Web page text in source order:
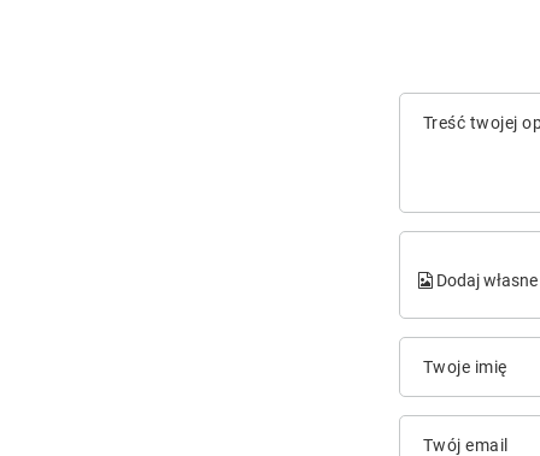
Treść twojej
Dodaj
Twoje imię
Twój email